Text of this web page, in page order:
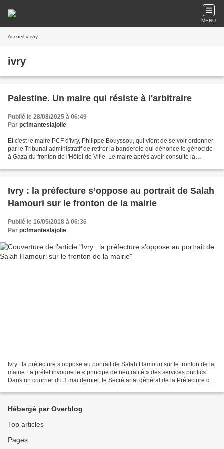
MENU
Accueil » ivry
ivry
Palestine. Un maire qui résiste à l'arbitraire
Publié le 28/08/2025 à 06:49
Par pcfmanteslajolie
Et c'est le maire PCF d'Ivry, Philippe Bouyssou, qui vient de se voir ordonner
par le Tribunal administratif de retirer la banderole qui dénonce le génocide
à Gaza du fronton de l'Hôtel de Ville. Le maire après avoir consulté la
Ivry : la préfecture s’oppose au portrait de Salah
Hamouri sur le fronton de la mairie
Publié le 16/05/2018 à 06:36
Par pcfmanteslajolie
Ivry : la préfecture s’oppose au portrait de Salah Hamouri sur le fronton de la
mairie La préfet invoque le « principe de neutralité » des services publics
Dans un courrier du 3 mai dernier, le Secrétariat général de la Préfecture du
Hébergé par Overblog
Top articles
Pages